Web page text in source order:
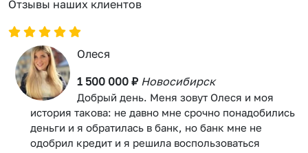
Отзывы наших клиентов
Олеся
1 500 000 ₽ Новосибирск
Добрый день. Меня зовут Олеся и моя
история такова: не давно мне срочно понадобились
деньги и я обратилась в банк, но банк мне не
одобрил кредит и я решила воспользоваться